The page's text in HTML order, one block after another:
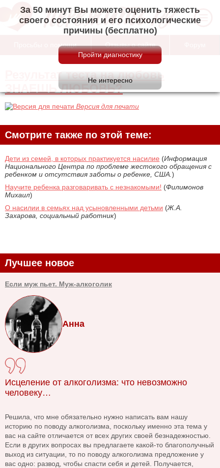
За 50 минут Вы можете оценить тяжесть
своего состояния и его психологические
причины (бесплатно)
Просьбы о помощи Отзывы о сайте
Результат теста на любовь
ЗНАЕШЬ ЛЮБОВЬ?
Версия для печати
Смотрите также по этой теме:
Дети из семей, в которых практикуется насилие (Информация
Национального Центра по проблеме жестокого обращения с
ребенком и отсутствия заботы о ребенке, США. )
Научите ребенка разговаривать с незнакомыми! (Филимонов
Михаил)
О насилии в семьях над усыновленными детьми (Ж.А.
Захарова, социальный работник)
Лучшее новое
Если муж пьет. Муж-алкоголик
Анна
Исцеление от алкоголизма: что невозможно
человеку…
Решила, что мне обязательно нужно написать вам нашу
историю по поводу алкоголизма, поскольку именно эта тема у
вас на сайте отличается от всех других своей безнадежностью.
Если в других вопросах вы предлагаете какой-то благополучный
выход из ситуации, то по поводу алкоголизма предложение у
вас одно: развод, чтобы спасти себя и детей. Получается,